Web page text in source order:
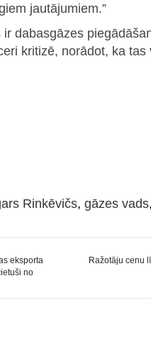
jautājumiem.”
dabasgāzes
kritizē, norādot, ka
Rinkēvičs, gāzes vads
eksporta
no
Ražotāju cenu